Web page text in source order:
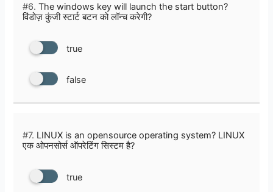
#6. The windows key will launch the start button?
विंडोज़ कुंजी स्टार्ट बटन को लॉन्च करेगी?
true
false
#7. LINUX is an opensource operating system? LINUX
एक ओपनसोर्स ऑपरेटिंग सिस्टम है?
true